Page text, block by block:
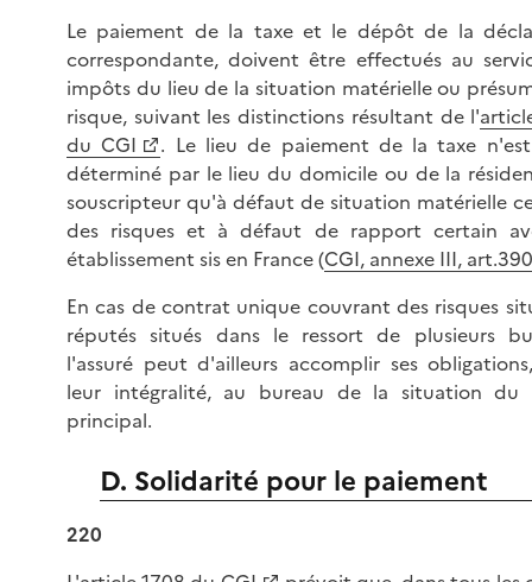
Le paiement de la taxe et le dépôt de la
correspondante, doivent être effectués au
impôts du lieu de la situation matérielle ou
risque, suivant les distinctions résultant de l'
du CGI
. Le lieu de paiement de la taxe
déterminé par le lieu du domicile ou de la
souscripteur qu'à défaut de situation matérielle
des risques et à défaut de rapport certain
établissement sis en France (CGI, annexe III, art.390
En cas de contrat unique couvrant des risques
réputés situés dans le ressort de plusieurs
l'assuré peut d'ailleurs accomplir ses
leur intégralité, au bureau de la situation du
principal.
D. Solidarité pour le paiement
220